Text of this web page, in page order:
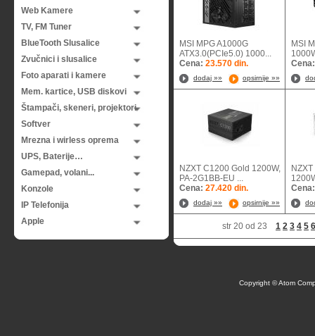
Web Kamere
TV, FM Tuner
BlueTooth Slusalice
Zvučnici i slusalice
Foto aparati i kamere
Mem. kartice, USB diskovi
Štampači, skeneri, projektori
Softver
Mrezna i wirless oprema
UPS, Baterije…
Gamepad, volani...
Konzole
IP Telefonija
Apple
MSI MPG A1000G
ATX3.0(PCIe5.0) 1000...
Cena: 23.570 din.
dodaj »» opsirnije »»
MSI
NZXT C1200 Gold 1200W,
PA-2G1BB-EU ...
Cena: 27.420 din.
dodaj »» opsirnije »»
str 20 od 23 1 2 3 4 5 6
Copyright © Atom